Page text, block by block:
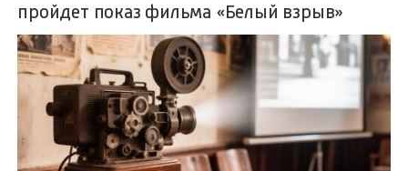
пройдет показ фильма «Белый взрыв»